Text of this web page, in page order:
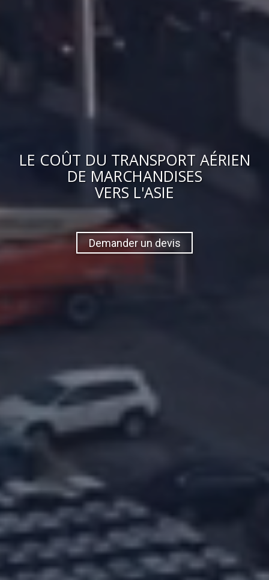
LE COÛT DU TRANSPORT AÉRIEN
DE MARCHANDISES
VERS L'ASIE
Demander un devis